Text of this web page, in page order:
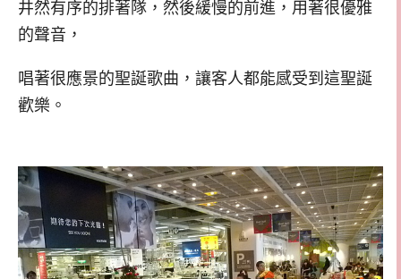
井然有序的排著隊，然後緩慢的前進，用著很優雅
的聲音，
唱著很應景的聖誕歌曲，讓客人都能感受到這聖誕
歡樂。